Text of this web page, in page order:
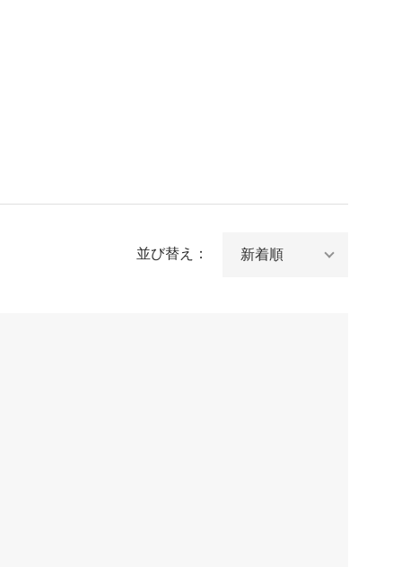
並び替え：